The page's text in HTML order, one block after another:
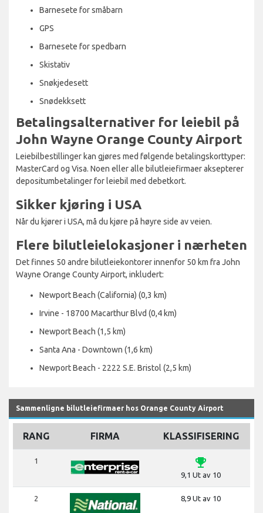
Barnesete for småbarn
GPS
Barnesete for spedbarn
Skistativ
Snøkjedesett
Snødekksett
Betalingsalternativer for leiebil på
John Wayne Orange County Airport
Leiebilbestillinger kan gjøres med følgende betalingskorttyper:
MasterCard og Visa. Noen eller alle bilutleiefirmaer aksepterer
depositumbetalinger for leiebil med debetkort.
Sikker kjøring i USA
Når du kjører i USA, må du kjøre på høyre side av veien.
Flere bilutleielokasjoner i nærheten
Det finnes 50 andre bilutleiekontorer innenfor 50 km fra John
Wayne Orange County Airport, inkludert:
Newport Beach (California) (0,3 km)
Irvine - 18700 Macarthur Blvd (0,4 km)
Newport Beach (1,5 km)
Santa Ana - Downtown (1,6 km)
Newport Beach - 2222 S.E. Bristol (2,5 km)
Sammenligne bilutleiefirmaer hos Orange County Airport
RANG FIRMA KLASSIFISERING
1 emoji_events
9,1 Ut av 10
2 8,9 Ut av 10